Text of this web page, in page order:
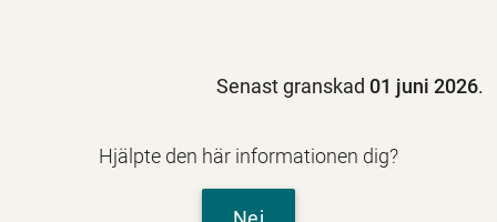
Senast granskad 01 juni 2026.
Hjälpte den här informationen dig?